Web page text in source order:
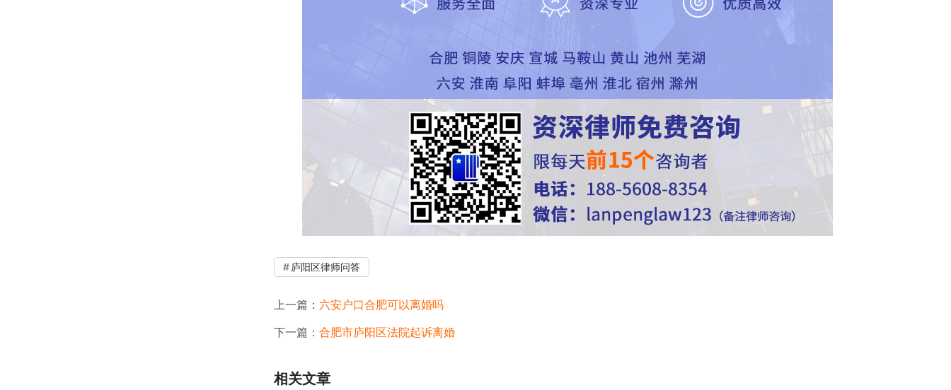
庐阳区律师问答
上一篇： 六安户口合肥可以离婚吗
下一篇： 合肥市庐阳区法院起诉离婚
相关文章